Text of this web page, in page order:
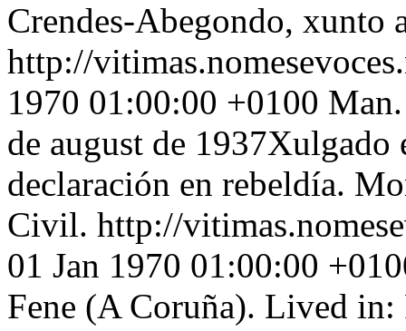
Crendes-Abegondo, xunto
http://
1970 01:00:00 +0100
de august de 1937Xulgado
declaración en rebeldía.
Civil. http://
01 Jan 1970 01:00:00
Fene (A Coruña). Lived